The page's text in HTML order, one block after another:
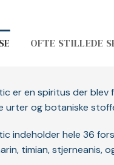
OFTE STILLEDE
er en spiritus der blev
urter og botaniske
indeholder hele 36
timian, stjerneanis,